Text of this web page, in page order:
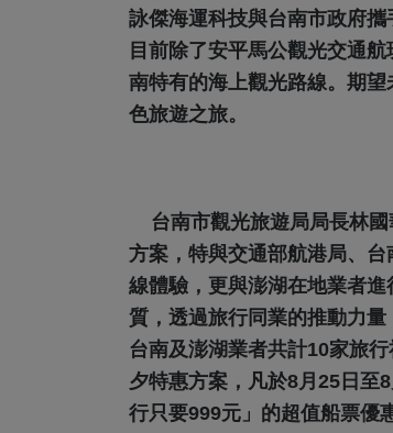
詠傑海運科技與台南市政府攜
目前除了安平馬公觀光交通
南特有的海上觀光路線。期
色旅遊之旅。
台南市觀光旅遊局局長林國
方案，特與交通部航港局、台
線體驗，更與澎湖在地業者
質，透過旅行同業的推動力
台南及澎湖業者共計10家旅
夕特惠方案，凡於8月25日至
行只要999元」的超值船票優